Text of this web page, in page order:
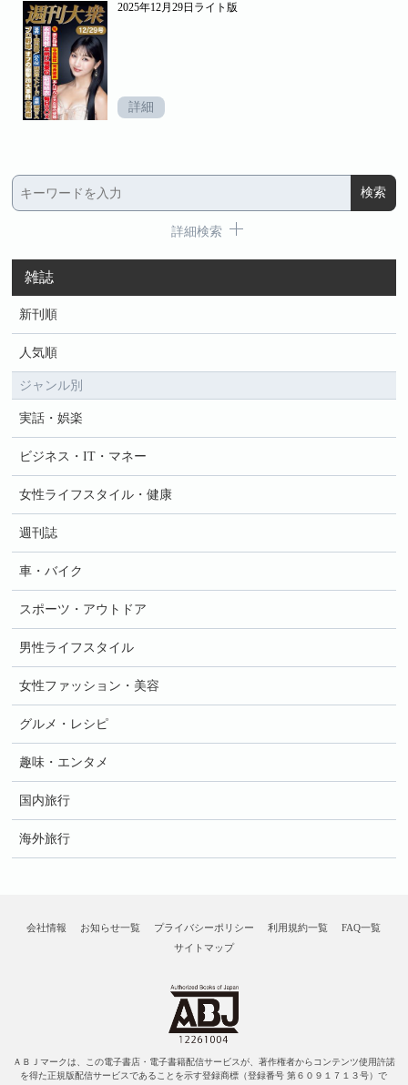
2025年12月29日ライト版
詳細
詳細検索
雑誌
新刊順
人気順
ジャンル別
実話・娯楽
ビジネス・IT・マネー
女性ライフスタイル・健康
週刊誌
車・バイク
スポーツ・アウトドア
男性ライフスタイル
女性ファッション・美容
グルメ・レシピ
趣味・エンタメ
国内旅行
海外旅行
会社情報 お知らせ一覧 プライバシーポリシー 利用規約一覧
FAQ一覧
サイトマップ
ＡＢＪマークは、この電子書店・電子書籍配信サービスが、著作権者からコンテンツ使用許諾
を得た正規版配信サービスであることを示す登録商標（登録番号 第６０９１７１３号）で